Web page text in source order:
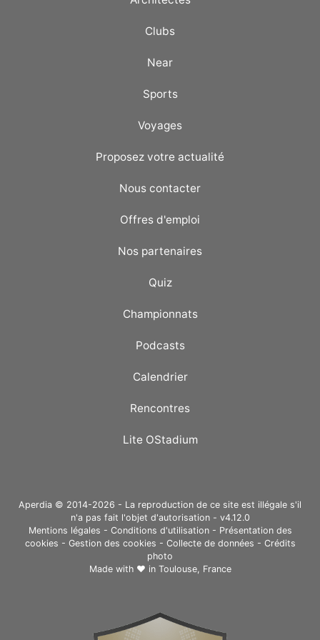
Clubs
Near
Sports
Voyages
Proposez votre actualité
Nous contacter
Offres d'emploi
Nos partenaires
Quiz
Championnats
Podcasts
Calendrier
Rencontres
Lite OStadium
Aperdia © 2014-2026 - La reproduction de ce site est illégale s'il
n'a pas fait l'objet d'autorisation - v4.12.0
Mentions légales - Conditions d'utilisation- Présentation des
cookies - Gestion des cookies - Collecte de données - Crédits
photo
Made with ❤ in Toulouse, France